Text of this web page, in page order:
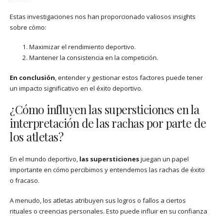
Estas investigaciones nos han proporcionado valiosos insights
sobre cómo:
Maximizar el rendimiento deportivo.
Mantener la consistencia en la competición.
En conclusión, entender y gestionar estos factores puede tener
un impacto significativo en el éxito deportivo.
¿Cómo influyen las supersticiones en la
interpretación de las rachas por parte de
los atletas?
En el mundo deportivo, las supersticionesjuegan un papel
importante en cómo percibimos y entendemos las rachas de éxito
o fracaso.
A menudo, los atletas atribuyen sus logros o fallos a ciertos
rituales o creencias personales. Esto puede influir en su confianza